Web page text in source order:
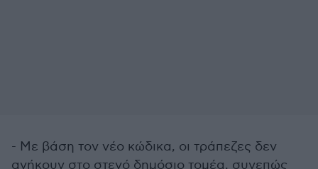
- Με βάση τον νέο κώδικα, οι τράπεζες δεν
ανήκουν στο στενό δημόσιο τομέα, συνεπώς